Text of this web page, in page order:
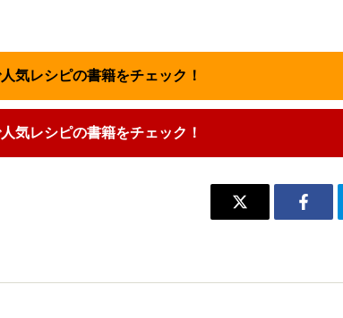
気レシピの書籍をチェック！
気レシピの書籍をチェック！